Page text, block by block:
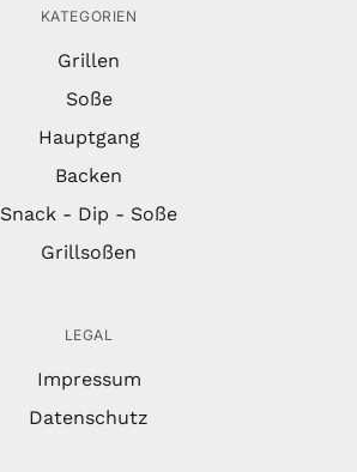
KATEGORIEN
Grillen
Soße
Hauptgang
Backen
Snack - Dip - Soße
Grillsoßen
LEGAL
Impressum
Datenschutz